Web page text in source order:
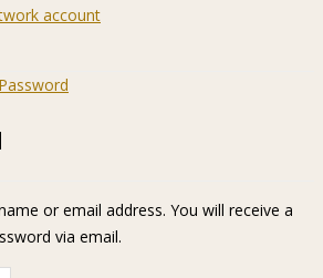
account
or email address. You will receive a
via email.